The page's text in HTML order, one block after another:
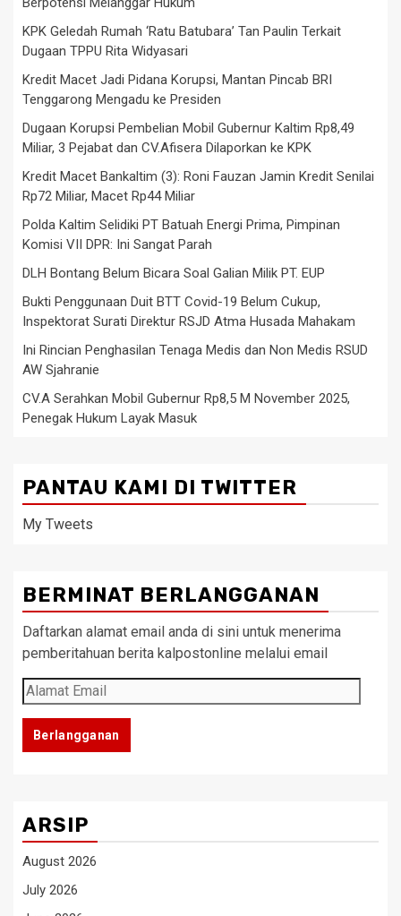
KPK Geledah Rumah ‘Ratu Batubara’ Tan Paulin Terkait
Dugaan TPPU Rita Widyasari
Kredit Macet Jadi Pidana Korupsi, Mantan Pincab BRI
Tenggarong Mengadu ke Presiden
Dugaan Korupsi Pembelian Mobil Gubernur Kaltim Rp8,49
Miliar, 3 Pejabat dan CV.Afisera Dilaporkan ke KPK
Kredit Macet Bankaltim (3): Roni Fauzan Jamin Kredit Senilai
Rp72 Miliar, Macet Rp44 Miliar
Polda Kaltim Selidiki PT Batuah Energi Prima, Pimpinan
Komisi VII DPR: Ini Sangat Parah
DLH Bontang Belum Bicara Soal Galian Milik PT. EUP
Bukti Penggunaan Duit BTT Covid-19 Belum Cukup,
Inspektorat Surati Direktur RSJD Atma Husada Mahakam
Ini Rincian Penghasilan Tenaga Medis dan Non Medis RSUD
AW Sjahranie
CV.A Serahkan Mobil Gubernur Rp8,5 M November 2025,
Penegak Hukum Layak Masuk
PANTAU KAMI DI TWITTER
My Tweets
BERMINAT BERLANGGANAN
Daftarkan alamat email anda di sini untuk menerima
pemberitahuan berita kalpostonline melalui email
Alamat
Email
Berlangganan
ARSIP
August 2026
July 2026